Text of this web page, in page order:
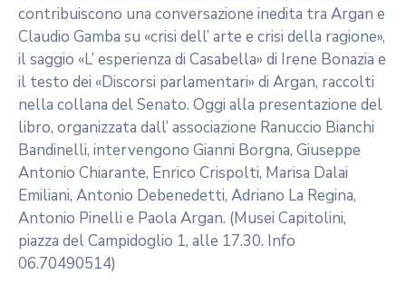
contribuiscono una conversazione inedita tra Argan e
Claudio Gamba su «crisi dell’ arte e crisi della ragione»,
il saggio «L’ esperienza di Casabella» di Irene Bonazia e
il testo dei «Discorsi parlamentari» di Argan, raccolti
nella collana del Senato. Oggi alla presentazione del
libro, organizzata dall’ associazione Ranuccio Bianchi
Bandinelli, intervengono Gianni Borgna, Giuseppe
Antonio Chiarante, Enrico Crispolti, Marisa Dalai
Emiliani, Antonio Debenedetti, Adriano La Regina,
Antonio Pinelli e Paola Argan. (Musei Capitolini,
piazza del Campidoglio 1, alle 17.30. Info
06.70490514)